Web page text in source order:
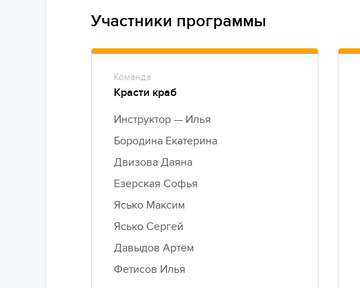
Участники программы
Команда
Красти краб
Инструктор — Илья
Бородина Екатерина
Двизова Даяна
Езерская Софья
Ясько Максим
Ясько Сергей
Давыдов Артём
Фетисов Илья